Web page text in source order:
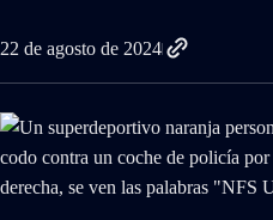
22 de agosto de 2024